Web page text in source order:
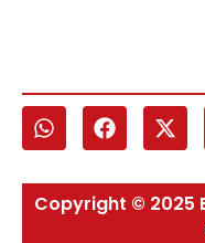
Copyright © 2025